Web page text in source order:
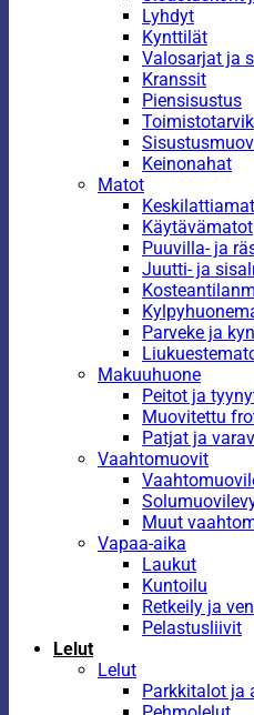
Lyhdyt
Kynttilät
Valosarjat ja
Kranssit
Piensisustus
Keinonahat
Matot
Käytävämatot
Puuvilla- ja
Juutti- ja
Parveke ja
Makuuhuone
Peitot ja
Muovitettu
Patjat ja
Vaahtomuovit
Muut
Vapaa-aika
Laukut
Kuntoilu
Retkeily ja
Pelastusliivit
Lelut
Lelut
Parkkitalot ja